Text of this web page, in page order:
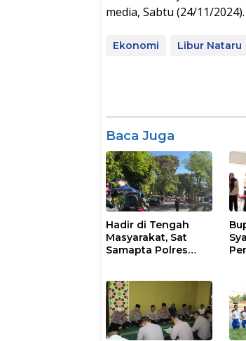
media, Sabtu (24/11/2024).
Ekonomi Libur Nataru
Baca Juga
Hadir di Tengah
Masyarakat, Sat
Samapta Polres
Pagi